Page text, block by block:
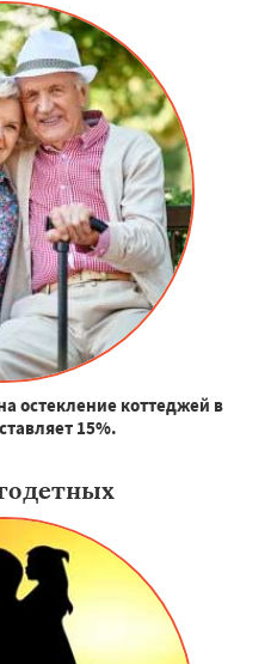
остекление коттеджей в
15%.